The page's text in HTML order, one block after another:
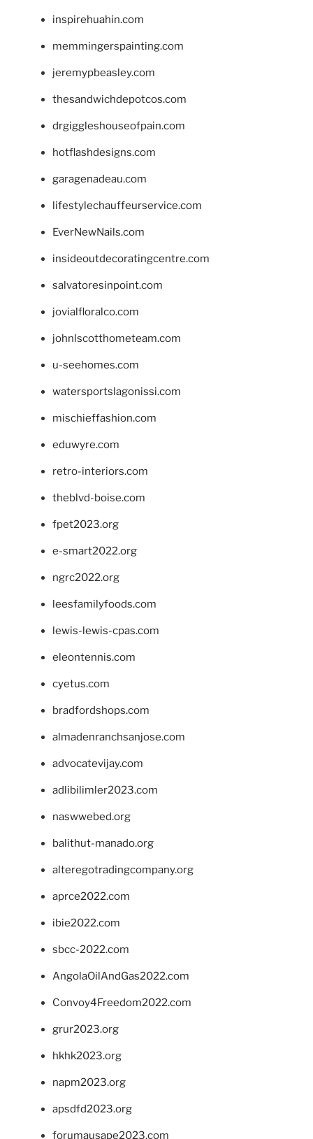
inspirehuahin.com
memmingerspainting.com
jeremypbeasley.com
thesandwichdepotcos.com
drgiggleshouseofpain.com
hotflashdesigns.com
garagenadeau.com
lifestylechauffeurservice.com
EverNewNails.com
insideoutdecoratingcentre.com
salvatoresinpoint.com
jovialfloralco.com
johnlscotthometeam.com
u-seehomes.com
watersportslagonissi.com
mischieffashion.com
eduwyre.com
retro-interiors.com
theblvd-boise.com
fpet2023.org
e-smart2022.org
ngrc2022.org
leesfamilyfoods.com
lewis-lewis-cpas.com
eleontennis.com
cyetus.com
bradfordshops.com
almadenranchsanjose.com
advocatevijay.com
adlibilimler2023.com
naswwebed.org
balithut-manado.org
alteregotradingcompany.org
aprce2022.com
ibie2022.com
sbcc-2022.com
AngolaOilAndGas2022.com
Convoy4Freedom2022.com
grur2023.org
hkhk2023.org
napm2023.org
apsdfd2023.org
forumausape2023.com